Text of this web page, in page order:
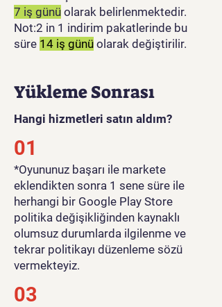
7 iş günü olarak belirlenmektedir.
Not:2 in 1 indirim pakatlerinde bu
süre 14 iş günü olarak değiştirilir.
Yükleme Sonrası
Hangi hizmetleri satın aldım?
01
​*Oyununuz başarı ile markete
eklendikten sonra 1 sene süre ile
herhangi bir Google Play Store
politika değişikliğinden kaynaklı
olumsuz durumlarda ilgilenme ve
tekrar politikayı düzenleme sözü
vermekteyiz.
03